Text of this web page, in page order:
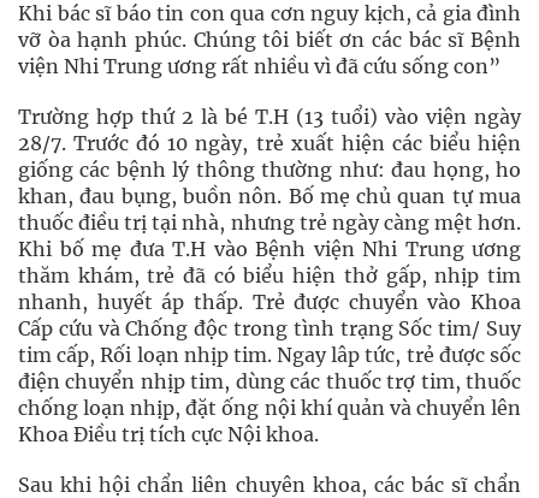
Khi bác sĩ báo tin con qua cơn nguy kịch, cả gia đình
vỡ òa hạnh phúc. Chúng tôi biết ơn các bác sĩ Bệnh
viện Nhi Trung ương rất nhiều vì đã cứu sống con”
Trường hợp thứ 2 là bé T.H (13 tuổi) vào viện ngày
28/7. Trước đó 10 ngày, trẻ xuất hiện các biểu hiện
giống các bệnh lý thông thường như: đau họng, ho
khan, đau bụng, buồn nôn. Bố mẹ chủ quan tự mua
thuốc điều trị tại nhà, nhưng trẻ ngày càng mệt hơn.
Khi bố mẹ đưa T.H vào Bệnh viện Nhi Trung ương
thăm khám, trẻ đã có biểu hiện thở gấp, nhịp tim
nhanh, huyết áp thấp. Trẻ được chuyển vào Khoa
Cấp cứu và Chống độc trong tình trạng Sốc tim/ Suy
tim cấp, Rối loạn nhịp tim. Ngay lâp tức, trẻ được sốc
điện chuyển nhịp tim, dùng các thuốc trợ tim, thuốc
chống loạn nhịp, đặt ống nội khí quản và chuyển lên
Khoa Điều trị tích cực Nội khoa.
Sau khi hội chẩn liên chuyên khoa, các bác sĩ chẩn